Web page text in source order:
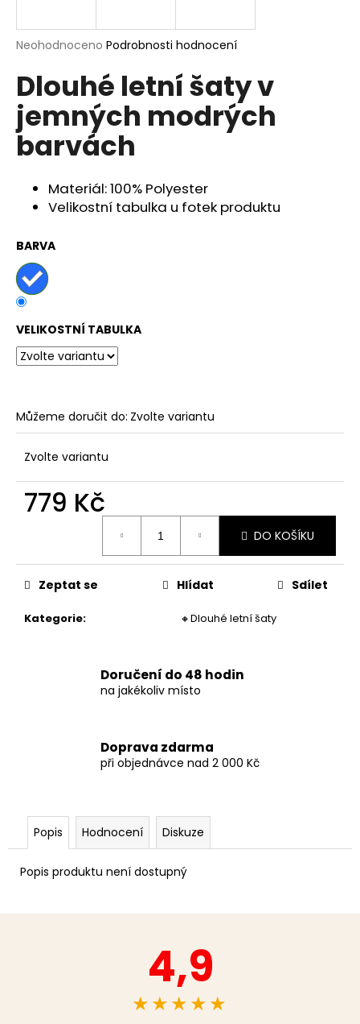
Průměrné
produktu
je
0,0
5
hvězdiček.
Neohodnoceno Podrobnosti hodnocení
Dlouhé letní šaty v
jemných modrých
barvách
Materiál: 100% Polyester
Velikostní tabulka u fotek produktu
BARVA
VELIKOSTNÍ TABULKA
Můžeme doručit do: Zvolte variantu
Zvolte variantu
779 Kč
DO KOŠÍKU
Kategorie: 🔸Dlouhé letní šaty
Zeptat se Hlídat Sdílet
Doručení do 48 hodin
na jakékoliv místo
Doprava zdarma
při objednávce nad 2 000 Kč
Popis Hodnocení Diskuze
Popis produktu není dostupný
j
t
?
HLEDAT
D
o
p
o
r
u
č
e
m
e
DÁMSKÉ
DLOUHÉ
Kč
4,9
★★★★★